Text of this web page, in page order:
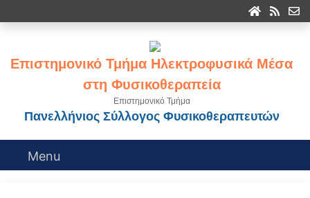
Επιστημονικό Τμήμα Ηλεκτροφυσικά Μέσα
στη Φυσικοθεραπεία
Επιστημονικό Τμήμα
Πανελλήνιος Σύλλογος Φυσικοθεραπευτών
Menu